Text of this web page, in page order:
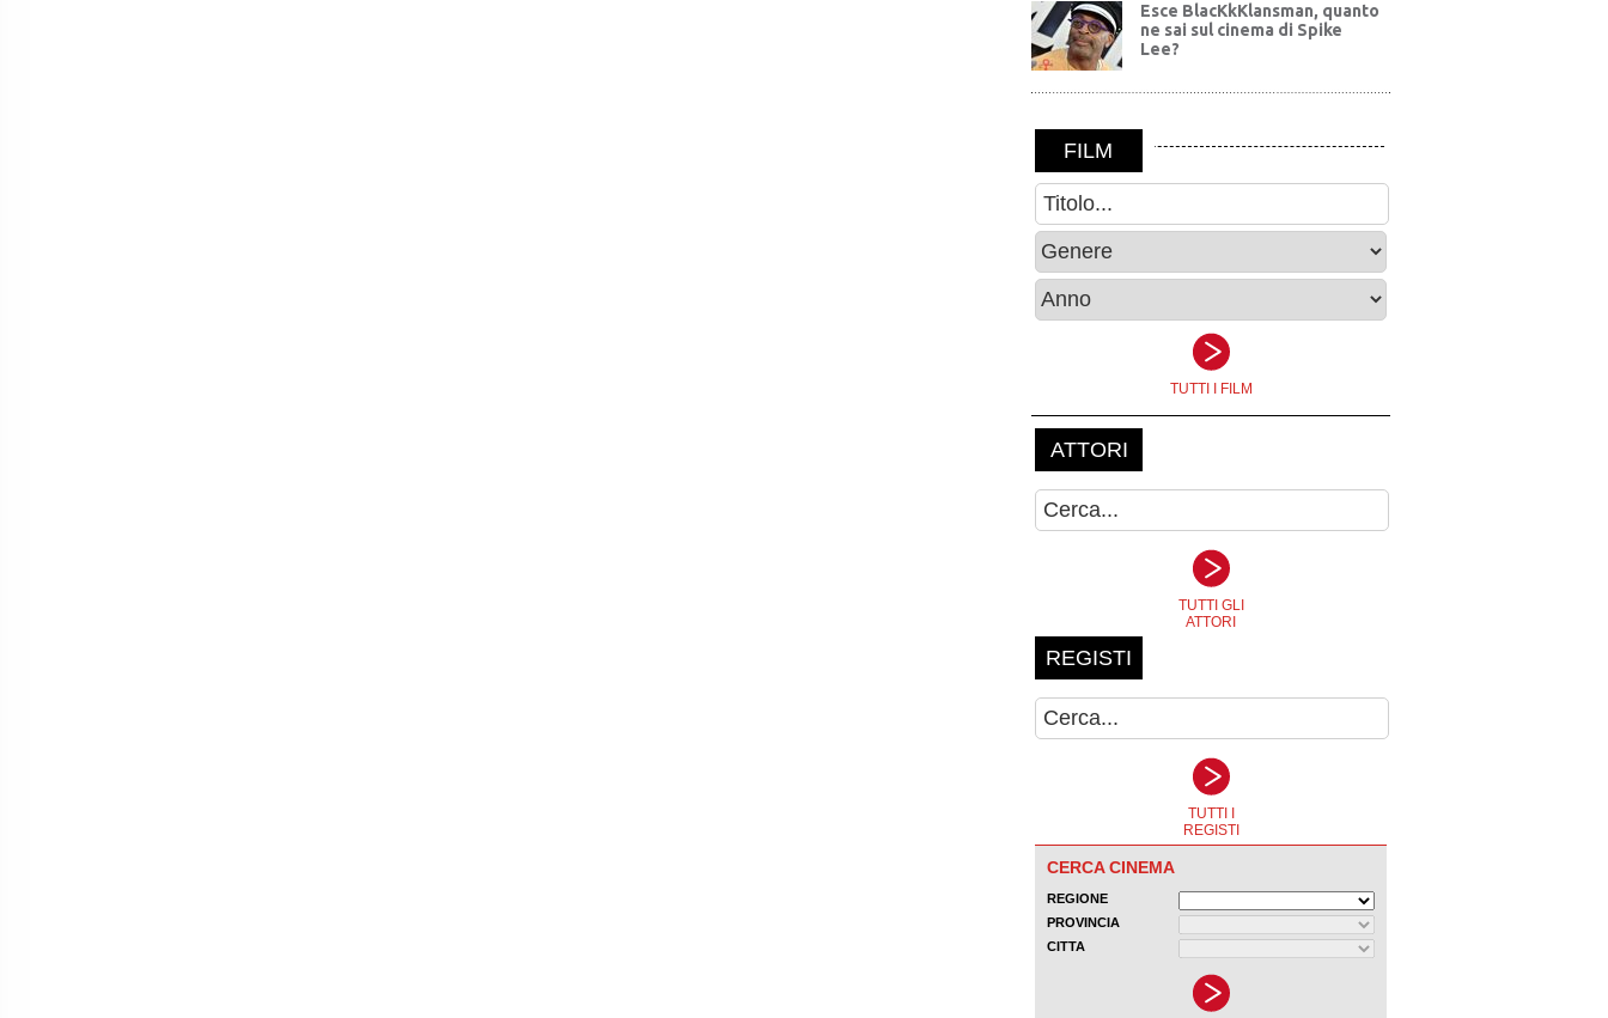
Esce BlacKkKlansman, quanto
ne sai sul cinema di Spike
Lee?